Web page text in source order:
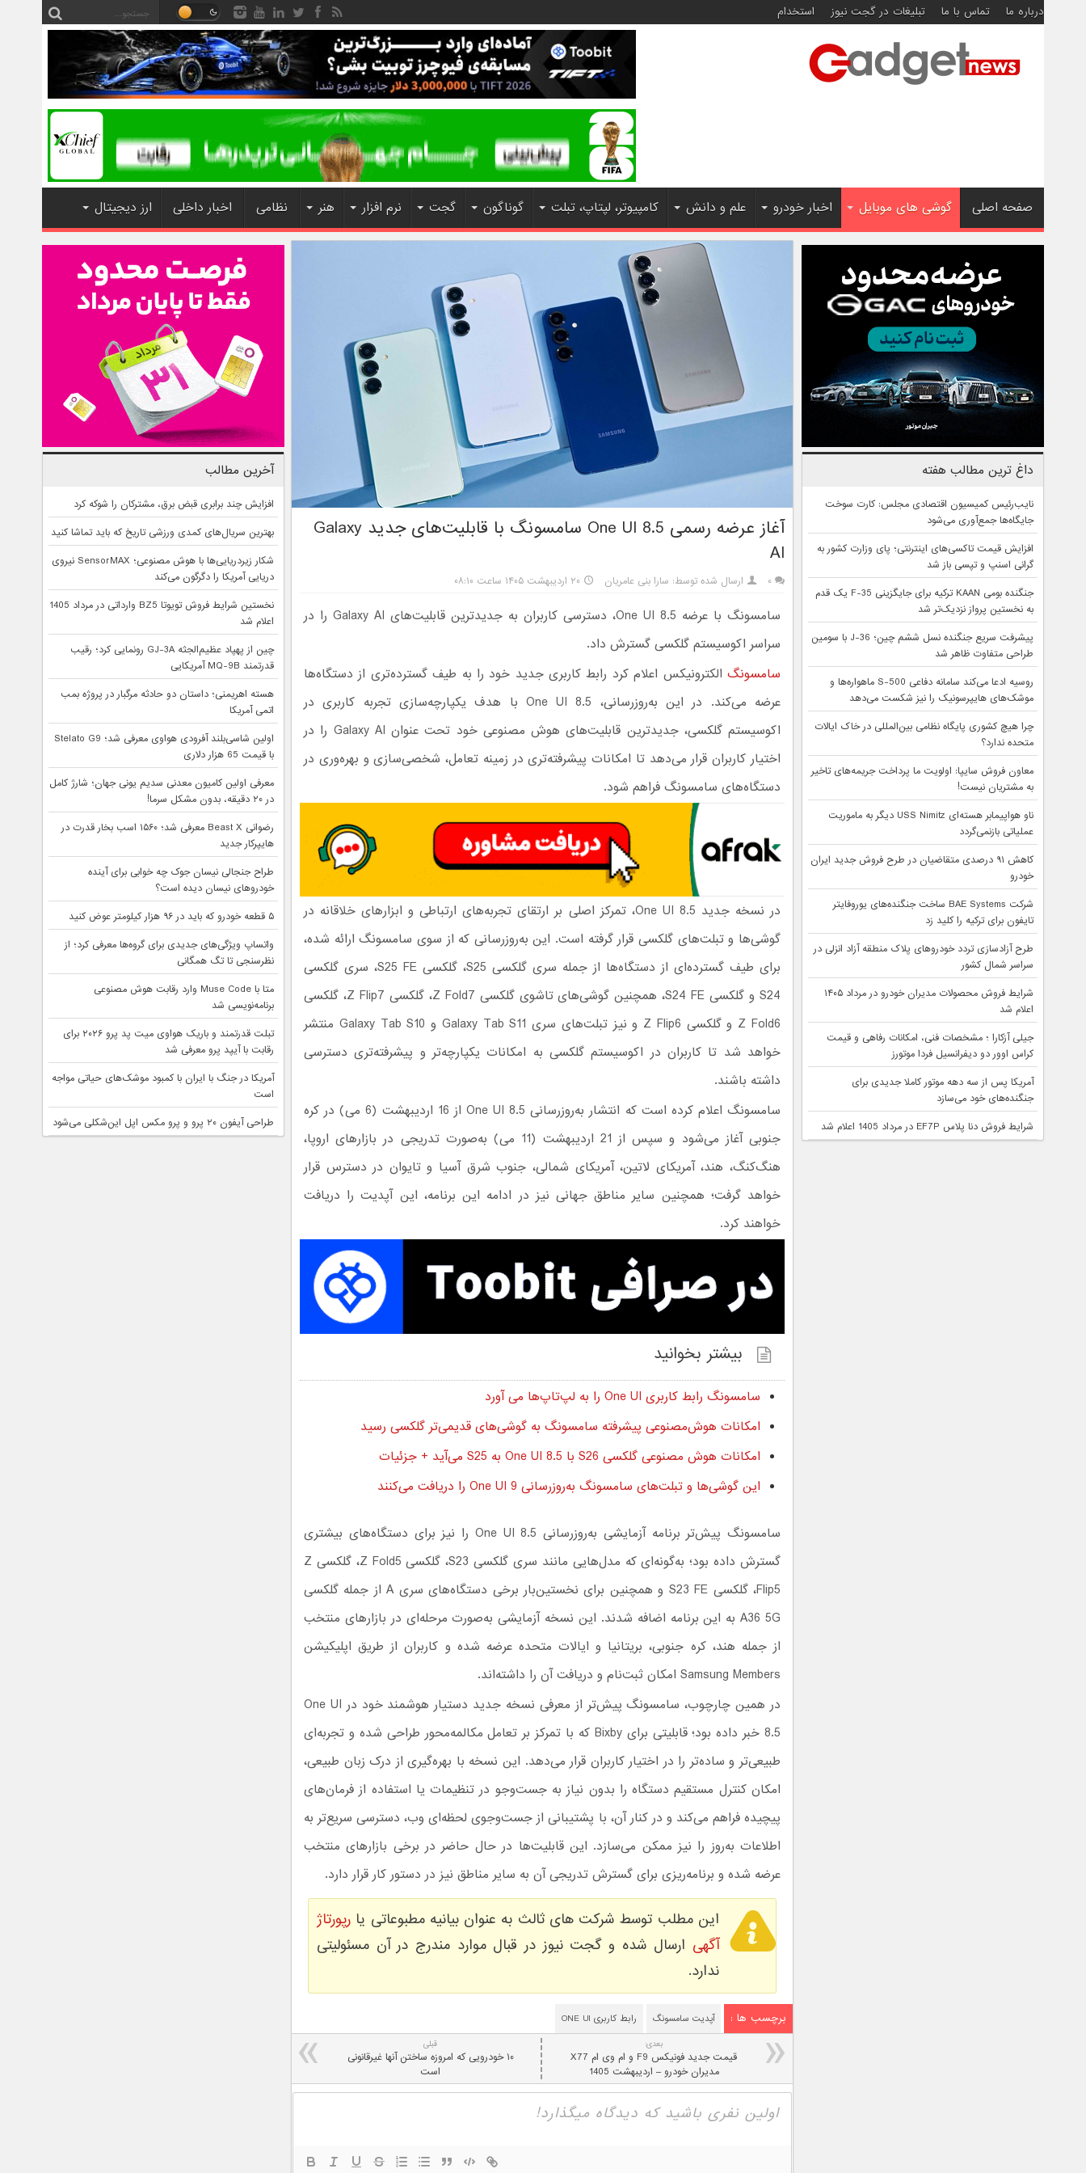
درباره ما تماس با ما تبلیغات در گجت نیوز استخدام
صفحه اصلی گوشی های موبایل اخبار خودرو علم و دانش کامپیوتر، لپتاپ، تبلت گوناگون گجت نرم افزار هنر نظامی اخبار داخلی ارز دیجیتال
آغاز عرضه رسمی One UI 8.5 سامسونگ با قابلیت‌های جدید Galaxy
AI
۰ ارسال شده توسط: سارا بنی عامریان ۲۰ اردیبهشت ۱۴۰۵ ساعت ۰۸:۱۰
سامسونگ با عرضه One UI 8.5، دسترسی کاربران به جدیدترین قابلیت‌های Galaxy AI را در
سراسر اکوسیستم گلکسی گسترش داد.
سامسونگ الکترونیکس اعلام کرد رابط کاربری جدید خود را به طیف گسترده‌تری از دستگاه‌ها
عرضه می‌کند. در این به‌روزرسانی، One UI 8.5 با هدف یکپارچه‌سازی تجربه کاربری در
اکوسیستم گلکسی، جدیدترین قابلیت‌های هوش مصنوعی خود تحت عنوان Galaxy AI را در
اختیار کاربران قرار می‌دهد تا امکانات پیشرفته‌تری در زمینه تعامل، شخصی‌سازی و بهره‌وری در
دستگاه‌های سامسونگ فراهم شود.
در نسخه جدید One UI 8.5، تمرکز اصلی بر ارتقای تجربه‌های ارتباطی و ابزارهای خلاقانه در
گوشی‌ها و تبلت‌های گلکسی قرار گرفته است. این به‌روزرسانی که از سوی سامسونگ ارائه شده،
برای طیف گسترده‌ای از دستگاه‌ها از جمله سری گلکسی S25، گلکسی S25 FE، سری گلکسی
S24 و گلکسی S24 FE، همچنین گوشی‌های تاشوی گلکسی Z Fold7، گلکسی Z Flip7، گلکسی
Z Fold6 و گلکسی Z Flip6 و نیز تبلت‌های سری Galaxy Tab S11 و Galaxy Tab S10 منتشر
خواهد شد تا کاربران در اکوسیستم گلکسی به امکانات یکپارچه‌تر و پیشرفته‌تری دسترسی
داشته باشند.
سامسونگ اعلام کرده است که انتشار به‌روزرسانی One UI 8.5 از 16 اردیبهشت (6 می) در کره
جنوبی آغاز می‌شود و سپس از 21 اردیبهشت (11 می) به‌صورت تدریجی در بازارهای اروپا،
هنگ‌کنگ، هند، آمریکای لاتین، آمریکای شمالی، جنوب شرق آسیا و تایوان در دسترس قرار
خواهد گرفت؛ همچنین سایر مناطق جهانی نیز در ادامه این برنامه، این آپدیت را دریافت
خواهند کرد.
بیشتر بخوانید
سامسونگ رابط کاربری One UI را به لپ‌تاپ‌ها می آورد
امکانات هوش‌مصنوعی پیشرفته سامسونگ به گوشی‌های قدیمی‌تر گلکسی رسید
امکانات هوش مصنوعی گلکسی S26 با One UI 8.5 به S25 می‌آید +‌ جزئیات
این گوشی‌ها و تبلت‌های سامسونگ به‌روزرسانی One UI 9 را دریافت می‌کنند
سامسونگ پیش‌تر برنامه آزمایشی به‌روزرسانی One UI 8.5 را نیز برای دستگاه‌های بیشتری
گسترش داده بود؛ به‌گونه‌ای که مدل‌هایی مانند سری گلکسی S23، گلکسی Z Fold5، گلکسی Z
Flip5، گلکسی S23 FE و همچنین برای نخستین‌بار برخی دستگاه‌های سری A از جمله گلکسی
A36 5G به این برنامه اضافه شدند. این نسخه آزمایشی به‌صورت مرحله‌ای در بازارهای منتخب
از جمله هند، کره جنوبی، بریتانیا و ایالات متحده عرضه شده و کاربران از طریق اپلیکیشن
Samsung Members امکان ثبت‌نام و دریافت آن را داشته‌اند.
در همین چارچوب، سامسونگ پیش‌تر از معرفی نسخه جدید دستیار هوشمند خود در One UI
8.5 خبر داده بود؛ قابلیتی برای Bixby که با تمرکز بر تعامل مکالمه‌محور طراحی شده و تجربه‌ای
طبیعی‌تر و ساده‌تر را در اختیار کاربران قرار می‌دهد. این نسخه با بهره‌گیری از درک زبان طبیعی،
امکان کنترل مستقیم دستگاه را بدون نیاز به جست‌وجو در تنظیمات یا استفاده از فرمان‌های
پیچیده فراهم می‌کند و در کنار آن، با پشتیبانی از جست‌وجوی لحظه‌ای وب، دسترسی سریع‌تر به
اطلاعات به‌روز را نیز ممکن می‌سازد. این قابلیت‌ها در حال حاضر در برخی بازارهای منتخب
عرضه شده و برنامه‌ریزی برای گسترش تدریجی آن به سایر مناطق نیز در دستور کار قرار دارد.
این مطلب توسط شرکت های ثالث به عنوان بیانیه مطبوعاتی یا رپورتاژ
آگهی ارسال شده و گجت نیوز در قبال موارد مندرج در آن مسئولیتی
ندارد.
برچسب ها : آپدیت سامسونگ رابط کاربری ONE UI
قبلی
۱۰ خودرویی که امروزه ساختن آنها غیرقانونی
است
بعدی:
قیمت جدید فونیکس F9 و ام وی ام X77
مدیران خودرو – اردیبهشت 1405
داغ ترین مطالب هفته
نایب‌رئیس کمیسیون اقتصادی مجلس: کارت سوخت
جایگاه‌ها جمع‌آوری می‌شود
افزایش قیمت تاکسی‌های اینترنتی؛ پای وزارت کشور به
گرانی اسنپ و تپسی باز شد
جنگنده بومی KAAN ترکیه برای جایگزینی F-35 یک قدم
به نخستین پرواز نزدیک‌تر شد
پیشرفت سریع جنگنده نسل ششم چین؛ J-36 با سومین
طراحی متفاوت ظاهر شد
روسیه ادعا می‌کند سامانه دفاعی S-500 ماهواره‌ها و
موشک‌های هایپرسونیک را نیز شکست می‌دهد
چرا هیچ کشوری پایگاه نظامی بین‌المللی در خاک ایالات
متحده ندارد؟
معاون فروش سایپا: اولویت ما پرداخت جریمه‌های تاخیر
به مشتریان نیست!
ناو هواپیمابر هسته‌ای USS Nimitz دیگر به ماموریت
عملیاتی بازنمی‌گردد
کاهش ۹۱ درصدی متقاضیان در طرح فروش جدید ایران
خودرو
شرکت BAE Systems ساخت جنگنده‌های یوروفایتر
تایفون برای ترکیه را کلید زد
طرح آزادسازی تردد خودروهای پلاک منطقه آزاد انزلی در
سراسر شمال کشور
شرایط فروش محصولات مدیران خودرو در مرداد ۱۴۰۵
اعلام شد
جیلی آزکارا ؛ مشخصات فنی، امکانات رفاهی و قیمت
کراس اوور دو دیفرانسیل فردا موتورز
آمریکا پس از سه دهه موتور کاملا جدیدی برای
جنگنده‌های خود می‌سازد
شرایط فروش دنا پلاس EF7P در مرداد 1405 اعلام شد
آخرین مطالب
افزایش چند برابری قبض برق، مشترکان را شوکه کرد
بهترین سریال‌های کمدی ورزشی تاریخ که باید تماشا کنید
شکار زیردریایی‌ها با هوش مصنوعی؛ SensorMAX نیروی
دریایی آمریکا را دگرگون می‌کند
نخستین شرایط فروش تویوتا BZ5 وارداتی در مرداد 1405
اعلام شد
چین از پهپاد عظیم‌الجثه GJ-3A رونمایی کرد؛ رقیب
قدرتمند MQ-9B آمریکایی
هسته اهریمنی؛ داستان دو حادثه مرگبار در پروژه بمب
اتمی آمریکا
اولین شاسی‌بلند آفرودی هواوی معرفی شد؛ Stelato G9
با قیمت 65 هزار دلاری
معرفی اولین کامیون معدنی سدیم یونی جهان؛ شارژ کامل
در ۲۰ دقیقه، بدون مشکل سرما!
رضوانی Beast X معرفی شد؛ ۱۵۶۰ اسب بخار قدرت در
هایپرکار جدید
طراح جنجالی نیسان جوک چه خوابی برای آینده
خودروهای نیسان دیده است؟
۵ قطعه خودرو که باید در ۹۶ هزار کیلومتر عوض کنید
واتساپ ویژگی‌های جدیدی برای گروه‌ها معرفی کرد؛ از
نظرسنجی تا تگ همگانی
متا با Muse Code وارد رقابت هوش مصنوعی
برنامه‌نویسی شد
تبلت قدرتمند و باریک هواوی میت پد پرو ۲۰۲۶ برای
رقابت با آیپد پرو معرفی شد
آمریکا در جنگ با ایران با کمبود موشک‌های حیاتی مواجه
است
طراحی آیفون ۲۰ پرو و پرو مکس اپل این‌شکلی می‌شود